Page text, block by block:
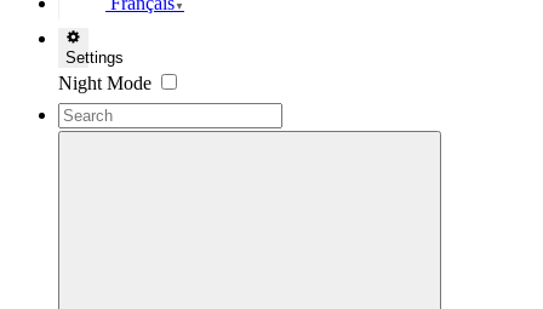
▼
Settings
Night Mode